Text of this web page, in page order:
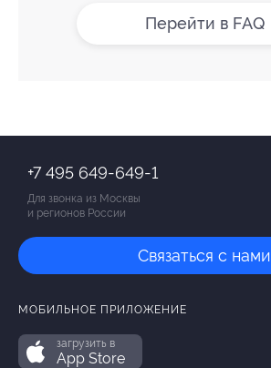
Перейти в FAQ
+7 495 649-649-1
Для звонка из Москвы
и регионов России
Связаться с нами
МОБИЛЬНОЕ ПРИЛОЖЕНИЕ
загрузить в
App Store